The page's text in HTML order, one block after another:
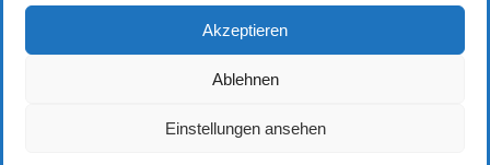
Akzeptieren
Ablehnen
Einstellungen ansehen
COOKIE-RICHTLINIE (EU)